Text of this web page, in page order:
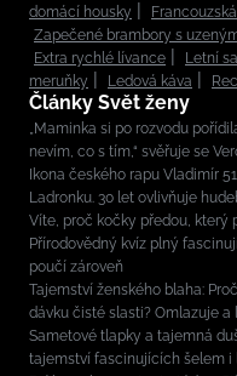
domácí housky
Zapečené brambory s
Extra rychlé lívance
Letní
meruňky
Ledová káva
Články Svět ženy
„Maminka si po rozvodu
nevím, co s tím,“ svěřuje se
Ikona českého rapu Vladimír
Ladronku. 30 let ovlivňuje
Víte, proč kočky předou, který
Přírodovědný kvíz plný
poučí zároveň
Tajemství ženského blaha:
dávku čisté slasti? Omlazuje a
Sametové tlapky a tajemná
tajemství fascinujících šelem i